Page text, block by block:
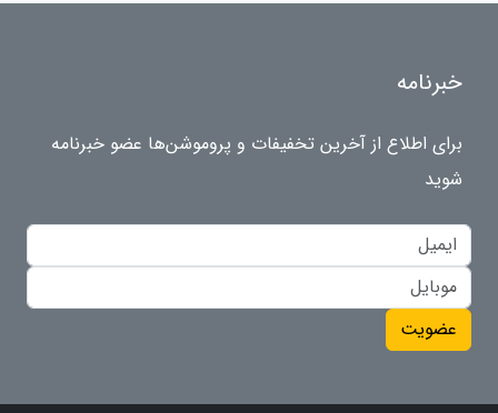
خبرنامه
برای اطلاع از آخرین تخفیفات و پروموشن‌ها عضو خبرنامه
شوید
عضویت